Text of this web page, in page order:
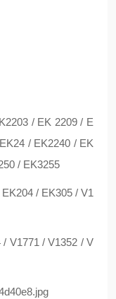
/ EK 2209 / E
/ EK2240 / EK
/ EK3255
/ EK305 / V1
/ V1771 / V1352 / V